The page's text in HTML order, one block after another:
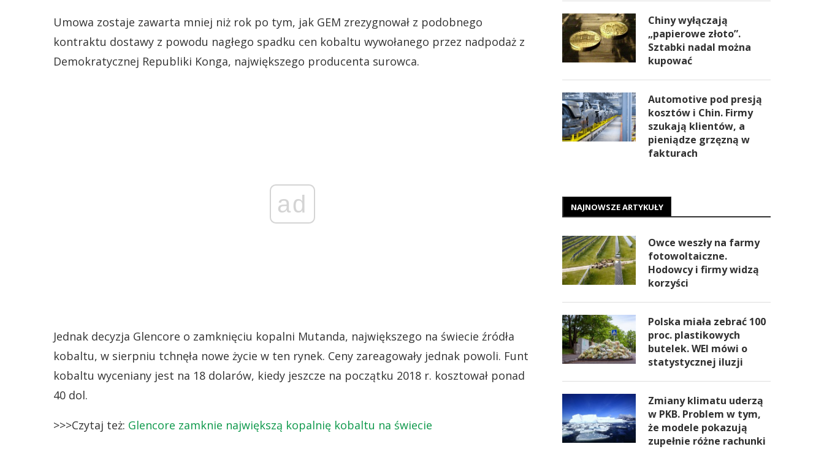
Umowa zostaje zawarta mniej niż rok po tym, jak GEM zrezygnował z podobnego
kontraktu dostawy z powodu nagłego spadku cen kobaltu wywołanego przez nadpodaż z
Demokratycznej Republiki Konga, największego producenta surowca.
ad
Jednak decyzja Glencore o zamknięciu kopalni Mutanda, największego na świecie źródła
kobaltu, w sierpniu tchnęła nowe życie w ten rynek. Ceny zareagowały jednak powoli. Funt
kobaltu wyceniany jest na 18 dolarów, kiedy jeszcze na początku 2018 r. kosztował ponad
40 dol.
>>>Czytaj też: Glencore zamknie największą kopalnię kobaltu na świecie
Chiny wyłączają
„papierowe złoto”.
Sztabki nadal można
kupować
Automotive pod presją
kosztów i Chin. Firmy
szukają klientów, a
pieniądze grzęzną w
fakturach
NAJNOWSZE ARTYKUŁY
Owce weszły na farmy
fotowoltaiczne.
Hodowcy i firmy widzą
korzyści
Polska miała zebrać 100
proc. plastikowych
butelek. WEI mówi o
statystycznej iluzji
Zmiany klimatu uderzą
w PKB. Problem w tym,
że modele pokazują
zupełnie różne rachunki